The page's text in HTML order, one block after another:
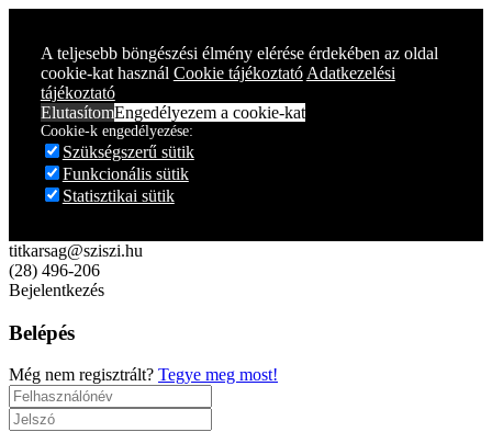
A teljesebb böngészési élmény elérése érdekében az oldal
cookie-kat használ Cookie tájékoztató Adatkezelési
tájékoztató
ElutasítomEngedélyezem a cookie-kat
Cookie-k engedélyezése:
Szükségszerű sütik
Funkcionális sütik
Statisztikai sütik
titkarsag@sziszi.hu
(28) 496-206
Bejelentkezés
Belépés
Még nem regisztrált? Tegye meg most!